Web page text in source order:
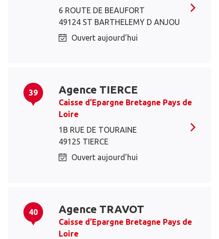
6 ROUTE DE BEAUFORT
49124 ST BARTHELEMY D ANJOU
Ouvert aujourd’hui
39 Agence TIERCE
Caisse d’Epargne Bretagne Pays de
Loire
1B RUE DE TOURAINE
49125 TIERCE
Ouvert aujourd’hui
40 Agence TRAVOT
Caisse d’Epargne Bretagne Pays de
Loire